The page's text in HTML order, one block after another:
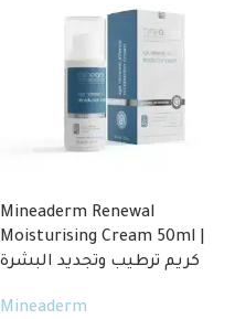
Mineaderm Renewal
Moisturising Cream 50ml |
كريم ترطيب وتجديد البشرة
Mineaderm